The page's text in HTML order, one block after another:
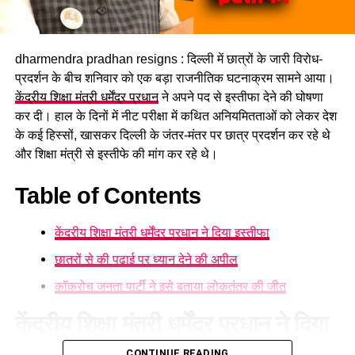
नगर, बागेश्वर, पिथौरागढ़ और नैनीताल में भारी से बहुत भारी वर्षा होने की
संभावना है। इसके अलावा कुछ क्षेत्रों में तेज गर्जना, बिजली गिरने और
अचानक बाढ़ जैसी परिस्थितियां भी बन सकती हैं।
dharmendra pradhan resigns : दिल्ली में छात्रों के जारी विरोध-
प्रदर्शन के बीच शनिवार को एक बड़ा राजनीतिक घटनाक्रम सामने आया।
केंद्रीय शिक्षा मंत्री धर्मेंद्र प्रधानने अपने पद से इस्तीफा देने की घोषणा
कर दी। हाल के दिनों में नीट परीक्षा में कथित अनियमितताओं को लेकर देश
के कई हिस्सों, खासकर दिल्ली के जंतर-मंतर पर छात्र प्रदर्शन कर रहे थे
और शिक्षा मंत्री से इस्तीफे की मांग कर रहे थे।
Table of Contents
केंद्रीय शिक्षा मंत्री धर्मेंद्र प्रधान ने दिया इस्तीफा
छात्रों से की पढ़ाई पर ध्यान देने की अपील
कॉकरोच जनता पार्टी ने इसे बताया लोकतंत्र की जीत